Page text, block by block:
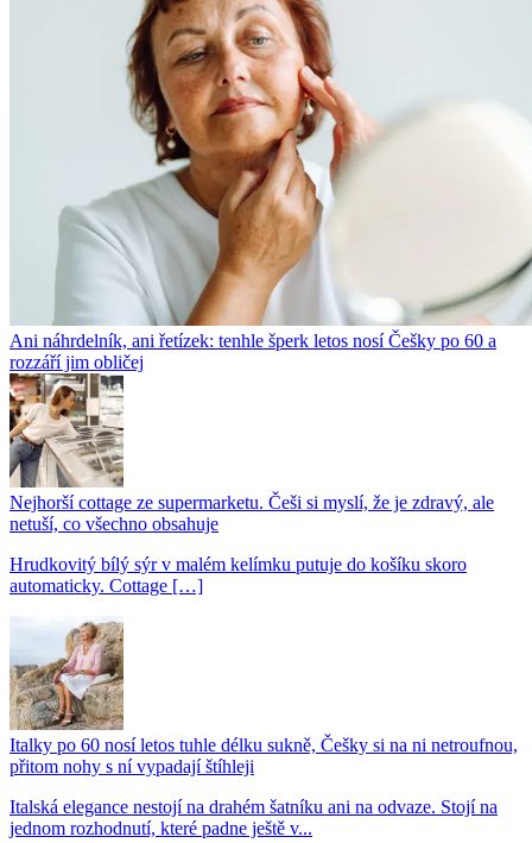
Ani náhrdelník, ani řetízek: tenhle šperk letos nosí Češky po 60 a
rozzáří jim obličej
Nejhorší cottage ze supermarketu. Češi si myslí, že je zdravý, ale
netuší, co všechno obsahuje
Hrudkovitý bílý sýr v malém kelímku putuje do košíku skoro
automaticky. Cottage […]
Italky po 60 nosí letos tuhle délku sukně, Češky si na ni netroufnou,
přitom nohy s ní vypadají štíhleji
Italská elegance nestojí na drahém šatníku ani na odvaze. Stojí na
jednom rozhodnutí, které padne ještě v...